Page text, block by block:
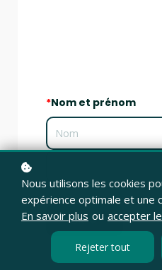
*Nom et prénom
OK
Nous utilisons les cookies
expérience optimale et une
En savoir plus ou accepter
Rejeter tout